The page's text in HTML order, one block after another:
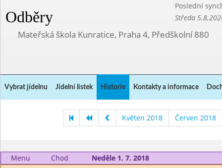
Odběry
Poslední
Středa
Mateřská škola Kunratice, Praha 4, Předškolní 880
Vybrat jídelnu Jídelní lístek Historie Kontakty a informace
Květen 2018 Červen 2018
Menu Chod
Neděle 1. 7. 2018